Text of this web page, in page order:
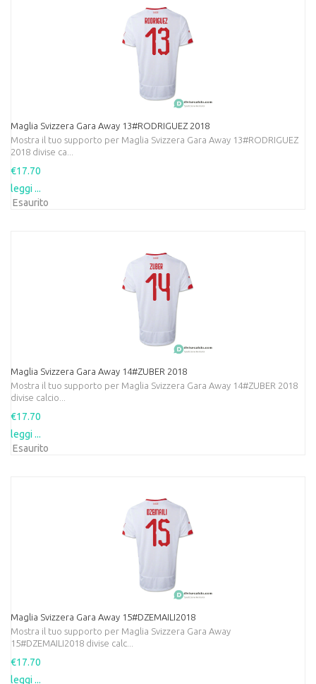
Maglia Svizzera Gara Away 13#RODRIGUEZ 2018
Mostra il tuo supporto per Maglia Svizzera Gara Away 13#RODRIGUEZ
2018 divise ca...
€17.70
leggi ...
Esaurito
Maglia Svizzera Gara Away 14#ZUBER 2018
Mostra il tuo supporto per Maglia Svizzera Gara Away 14#ZUBER 2018
divise calcio...
€17.70
leggi ...
Esaurito
Maglia Svizzera Gara Away 15#DZEMAILI2018
Mostra il tuo supporto per Maglia Svizzera Gara Away
15#DZEMAILI2018 divise calc...
€17.70
leggi ...